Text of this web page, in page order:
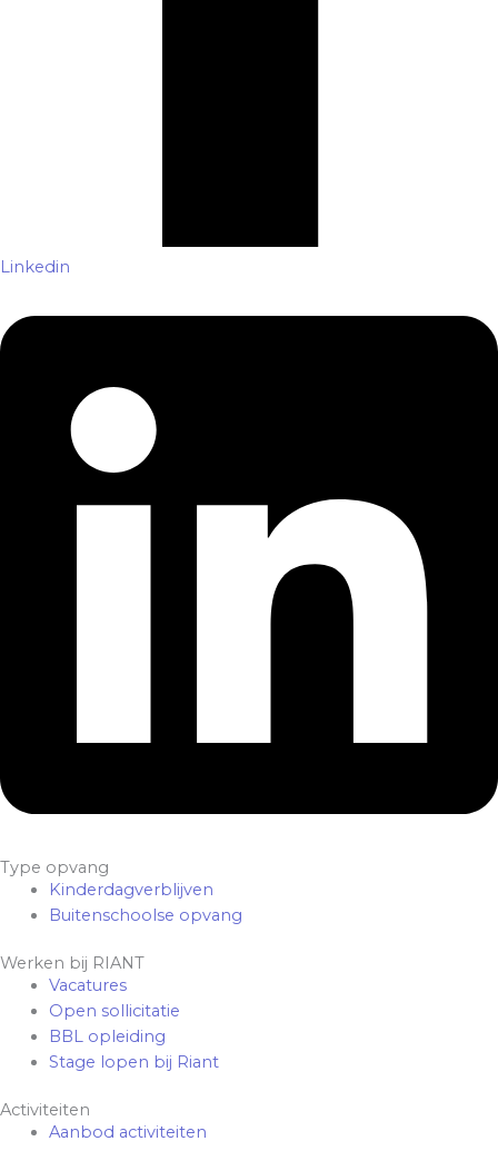
Linkedin
Type opvang
Kinderdagverblijven
Buitenschoolse opvang
Werken bij RIANT
Vacatures
Open sollicitatie
BBL opleiding
Stage lopen bij Riant
Activiteiten
Aanbod activiteiten